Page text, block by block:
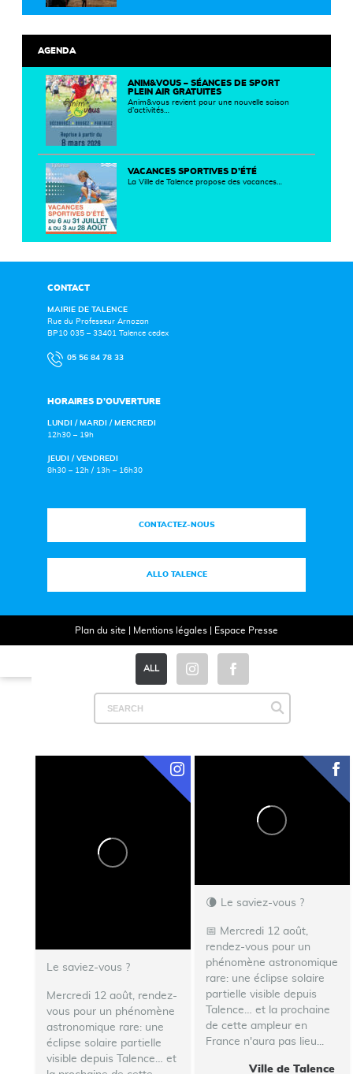
ALL
Le saviez-vous ?
Mercredi 12 août, rendez-
vous pour un phénomène
astronomique rare: une
éclipse solaire partielle
visible depuis Talence… et
🌘 Le saviez-vous ?
📅 Mercredi 12 août,
rendez-vous pour un
phénomène astronomique
rare: une éclipse solaire
partielle visible depuis
Talence… et la prochaine
de cette ampleur en
France n'aura pas lieu...
Ville de Talence
AGENDA
ANIM&VOUS – SÉANCES DE SPORT
PLEIN AIR GRATUITES
Anim&vous revient pour une nouvelle saison
d’activités…
VACANCES SPORTIVES D’ÉTÉ
La Ville de Talence propose des vacances…
CONTACT
MAIRIE DE TALENCE
Rue du Professeur Arnozan
BP10 035 – 33401 Talence cedex
05 56 84 78 33
HORAIRES D’OUVERTURE
LUNDI / MARDI / MERCREDI
12h30 – 19h
JEUDI / VENDREDI
8h30 – 12h / 13h – 16h30
CONTACTEZ-NOUS
ALLO TALENCE
Plan du site Mentions légales| Espace Presse